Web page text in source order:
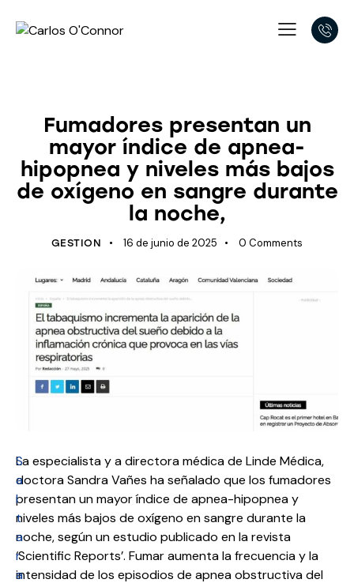
Fumadores presentan un
mayor índice de apnea-
hipopnea y niveles más bajos
de oxígeno en sangre durante
la noche,
GESTION 16 de junio de 2025 0 Comments
S
a
l
t
a
r
a
La especialista y a directora médica de Linde Médica,
doctora Sandra Vañes ha señalado que los fumadores
presentan un mayor índice de apnea-hipopnea y
niveles más bajos de oxígeno en sangre durante la
noche, según un estudio publicado en la revista
‘Scientific Reports’. Fumar aumenta la frecuencia y la
intensidad de los episodios de apnea obstructiva del